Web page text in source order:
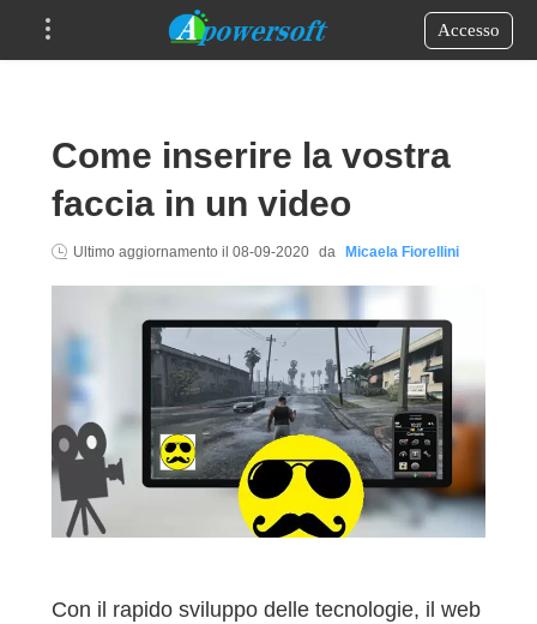
Accesso
Come inserire la vostra
faccia in un video
Ultimo aggiornamento il 08-09-2020 da Micaela Fiorellini
Con il rapido sviluppo delle tecnologie, il web